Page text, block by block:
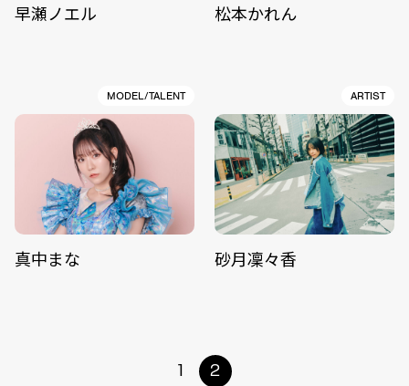
早瀬ノエル 松本かれん
MODEL/TALENT
真中まな
ARTIST
砂月凜々香
1 2